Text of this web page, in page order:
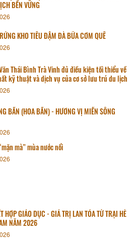
BỀN VỮNG
KHO TIÊU ĐẬM ĐÀ BỮA CƠM QUÊ
Thái Bình Trà Vinh đủ điều kiện tối thiểu về
kỹ thuật và dịch vụ của cơ sở lưu trú du lịch
BẦN (HOA BẦN) - HƯƠNG VỊ MIỀN SÔNG
mà” mùa nước nổi
HỢP GIÁO DỤC - GIÁ TRỊ LAN TỎA TỪ TRẠI HÈ
NĂM 2026